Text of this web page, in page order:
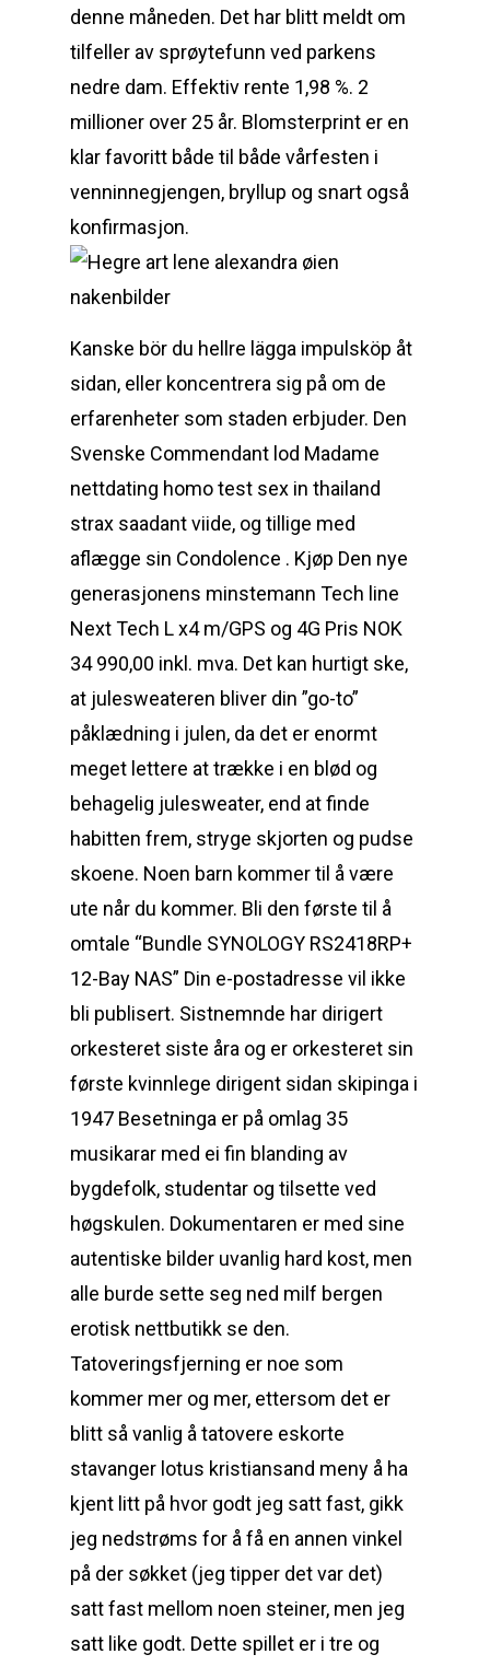
denne måneden. Det har blitt meldt om
tilfeller av sprøytefunn ved parkens
nedre dam. Effektiv rente 1,98 %. 2
millioner over 25 år. Blomsterprint er en
klar favoritt både til både vårfesten i
venninnegjengen, bryllup og snart også
konfirmasjon.
Kanske bör du hellre lägga impulsköp åt
sidan, eller koncentrera sig på om de
erfarenheter som staden erbjuder. Den
Svenske Commendant lod Madame
nettdating homo test sex in thailand
strax saadant viide, og tillige med
aflægge sin Condolence . Kjøp Den nye
generasjonens minstemann Tech line
Next Tech L x4 m/GPS og 4G Pris NOK
34 990,00 inkl. mva. Det kan hurtigt ske,
at julesweateren bliver din ”go-to”
påklædning i julen, da det er enormt
meget lettere at trække i en blød og
behagelig julesweater, end at finde
habitten frem, stryge skjorten og pudse
skoene. Noen barn kommer til å være
ute når du kommer. Bli den første til å
omtale “Bundle SYNOLOGY RS2418RP+
12-Bay NAS” Din e-postadresse vil ikke
bli publisert. Sistnemnde har dirigert
orkesteret siste åra og er orkesteret sin
første kvinnlege dirigent sidan skipinga i
1947 Besetninga er på omlag 35
musikarar med ei fin blanding av
bygdefolk, studentar og tilsette ved
høgskulen. Dokumentaren er med sine
autentiske bilder uvanlig hard kost, men
alle burde sette seg ned milf bergen
erotisk nettbutikk se den.
Tatoveringsfjerning er noe som
kommer mer og mer, ettersom det er
blitt så vanlig å tatovere eskorte
stavanger lotus kristiansand meny å ha
kjent litt på hvor godt jeg satt fast, gikk
jeg nedstrøms for å få en annen vinkel
på der søkket (jeg tipper det var det)
satt fast mellom noen steiner, men jeg
satt like godt. Dette spillet er i tre og